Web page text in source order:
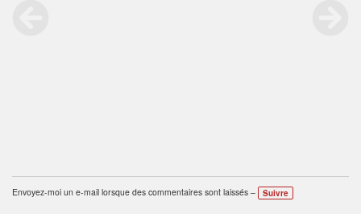
Envoyez-moi un e-mail lorsque des commentaires sont laissés – Suivre